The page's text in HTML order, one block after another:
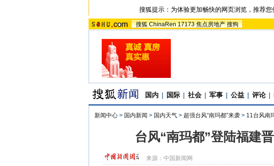
搜狐提示：为体验更加畅快的网页浏览，推荐
搜狐 ChinaRen 17173 焦点房地产 搜狗
国内 | 国际 | 社会 | 军事 | 公益 | 评论 |
新闻中心 > 国内新闻 > 国内天气 > 超强台风“南玛都”来袭 > 11台风南
台风“南玛都”登陆福建
来源： 中国新闻网